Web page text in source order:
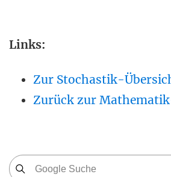
Links:
Zur Stochastik-
Zurück zur